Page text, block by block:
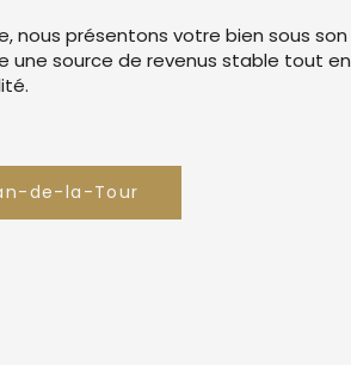
nous présentons votre bien sous son
une source de revenus stable tout en
de-la-Tour